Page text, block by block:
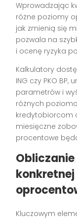
Wprowadzając
różne poziomy
jak zmienią się
pozwala na
i ocenę ryzyka
Kalkulatory
ING czy PKO
parametrów i
różnych
kredytobiorcom
miesięczne
procentowe
Kluczowym